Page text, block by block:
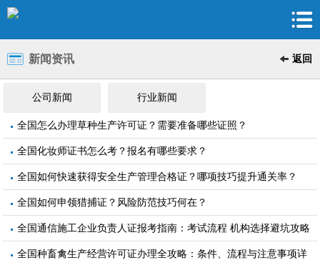
新闻资讯 返回
公司新闻 行业新闻
全国怎么办理草种生产许可证？需要准备哪些证照？
全国化妆师证书怎么考？报名有哪些要求？
全国如何快速获得安全生产管理合格证？哪项技巧提升通关率？
全国如何申领猎捕证？风险防范技巧何在？
全国通信施工企业负责人证报考指南：考试流程 机构选择避坑攻略
全国种畜禽生产经营许可证办理全攻略：条件、流程与注意事项详